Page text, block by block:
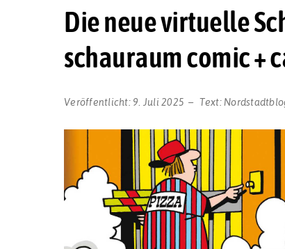
Die neue virtuelle
schauraum comic +
Veröffentlicht: 9. Juli 2025 Text: